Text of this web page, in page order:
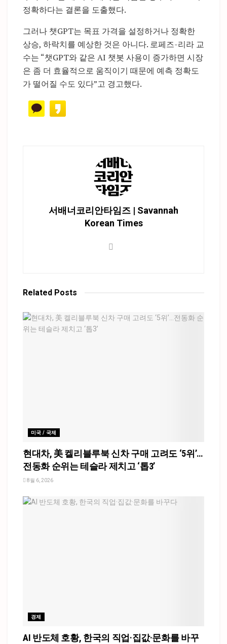
정확하다는 결론을 도출했다.
그러나 챗GPT는 목표 가격을 설정하거나 정확한
상승, 하락치를 예상한 것은 아니다. 로페즈-리라 교
수는 “챗GPT와 같은 AI 챗봇 사용이 증가하면 시장
은 좀 더 효율적으로 움직이기 때문에 예측 정확도
가 떨어질 수도 있다”고 경고했다.
서배너코리안타임즈 | Savannah
Korean Times
Related Posts
미국 / 국제
현대차, 美 켈리블루북 신차 구매 고려도 ‘5위’…
전동화 순위는 테슬라 제치고 ‘톱3’
8월 6, 2026
경제
AI 반도체 호황, 한국의 직업·집값·문화를 바꾸